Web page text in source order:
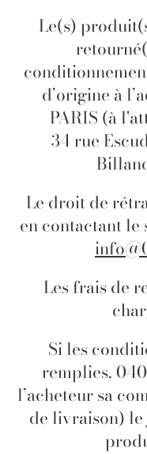
Le(s)
d’origine à
PARIS (à
34 rue
Le droit de
en contactant
Les frais de
Si les
remplies,
l’acheteur sa
de livraison)